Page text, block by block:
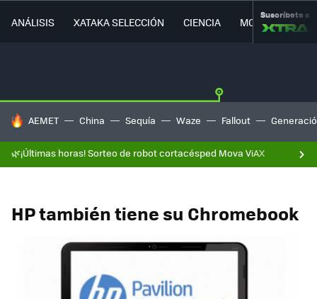
ANÁLISIS XATAKA SELECCIÓN CIENCIA MOVILIDAD
Suscríbete a
HOY SE HABLA DE
AEMET China Sequía Waze Fallout
🌿¡Últimas horas! Sorteo de robot cortacésped Mova ViAX
HP también tiene su Chromebook